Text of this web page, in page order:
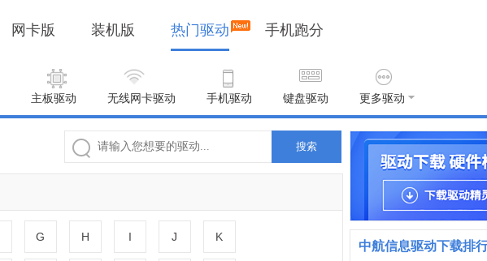
网卡版 装机版 热门驱动 手机跑分
主板驱动 无线网卡驱动 手机驱动 键盘驱动 更多驱动
搜索
G H I J K
中航信息驱动下载排